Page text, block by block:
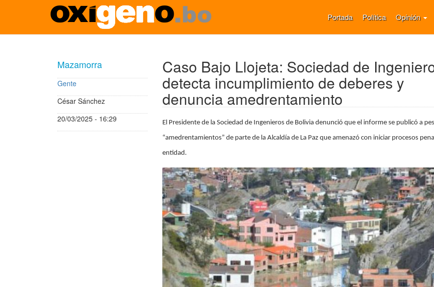
Pasar
Portada Política Opinión
Mazamorra
Gente
César Sánchez
20/03/2025 - 16:29
Caso Bajo Llojeta: Sociedad de
detecta incumplimiento de deberes y
denuncia amedrentamiento
El Presidente de la Sociedad de Ingenieros de Bolivia denunció que el informe se publicó a
“amedrentamientos” de parte de la Alcaldía de La Paz que amenazó con iniciar procesos
entidad.